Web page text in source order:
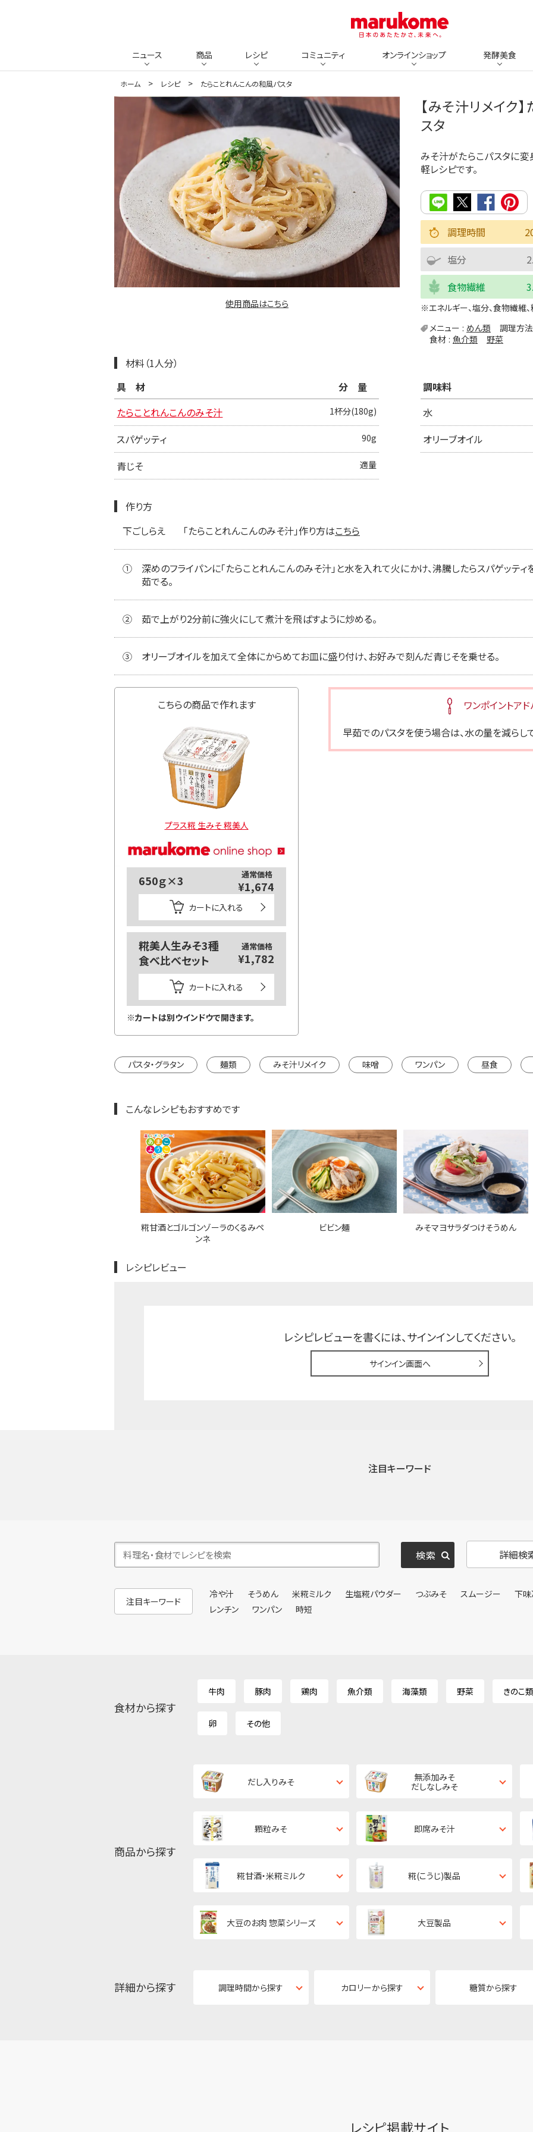
ニュース 商品 レシピ コミュニティ オンラインショップ 発酵美食
ホーム レシピ たらことれんこんの和風パスタ
使用商品はこちら
【みそ汁リメイク
スタ
みそ汁がたらこパスタに変
軽レシピです。
調理時間
塩分
食物繊維
※エネルギー、塩分、食物繊維
メニュー
めん類 調理方法
食材 魚介類 野菜
材料（1人分）
具材
分量
たらことれんこんのみそ汁
1杯分(180g)
スパゲッティ 90g
青じそ 適量
調味料
水
オリーブオイル
作り方
下ごしらえ
「たらことれんこんのみそ汁」作り方はこちら
①
深めのフライパンに「たらことれんこんのみそ汁」と水を入れて火にかけ、沸騰したらスパゲッテ
茹でる。
② 茹で上がり2分前に強火にして煮汁を飛ばすように炒める。
③ オリーブオイルを加えて全体にからめてお皿に盛り付け、お好みで刻んだ青じそを乗せる。
ワンポイントア
早茹でのパスタを使う場合は、水の量を減らし
こちらの商品で作れます
プラス糀 生みそ 糀美人
650ｇ×3 通常価格
¥1,674
カートに入れる
糀美人生みそ3種
食べ比べセット
通常価格
¥1,782
カートに入れる
※カートは別ウインドウで開きます。
パスタ・グラタン 麺類 みそ汁リメイク 味噌 ワンパン 昼食
こんなレシピもおすすめです
糀甘酒とゴルゴンゾーラのくるみペ
ンネ
ビビン麺 みそマヨサラダつけそうめん
レシピレビュー
レシピレビューを書くには、サインインしてください。
サインイン画面へ
注目キーワード
詳細検
注目キーワード
冷や汁 そうめん 米糀ミルク 生塩糀パウダー つぶみそ スムージー
下
レンチン
ワンパン 時短
食材から探す
牛肉 豚肉 鶏肉 魚介類 海藻類 野菜 きのこ類
卵 その他
商品から探す
だし入りみそ
無添加みそ
だしなしみそ
顆粒みそ 即席みそ汁
糀甘酒・米糀ミルク 糀(こうじ)製品
大豆のお肉 惣菜シリーズ 大豆製品
詳細から探す 調理時間から探す カロリーから探す 糖質から探す
レシピ掲載サイト